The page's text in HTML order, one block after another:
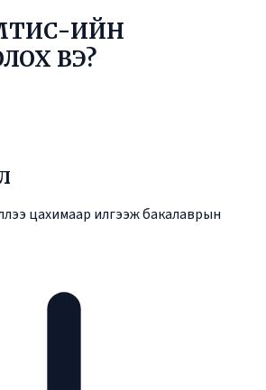
ИЙН
ВЭ?
цахимаар илгээж бакалаврын